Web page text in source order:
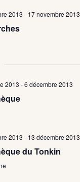
2013 - 17 novembre 2013
2013 -6 décembre 2013
2013 - 13 décembre 2013
du Tonkin